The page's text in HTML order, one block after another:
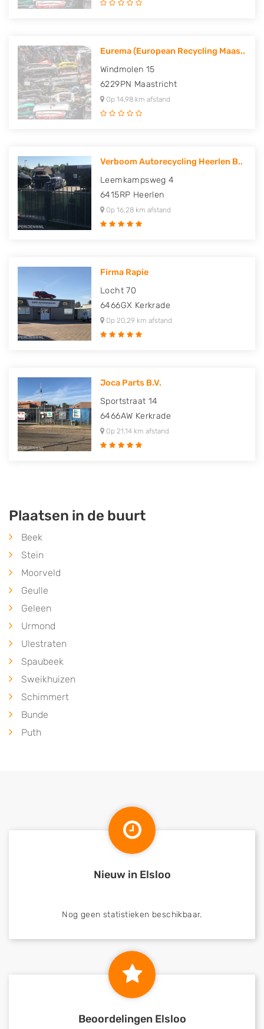
Eurema (European Recycling Maas..
Windmolen 15
6229PN Maastricht
Op 14,98 km afstand
Verboom Autorecycling Heerlen B..
Leemkampsweg 4
6415RP Heerlen
Op 16,28 km afstand
Firma Rapie
Locht 70
6466GX Kerkrade
Op 20,29 km afstand
Joca Parts B.V.
Sportstraat 14
6466AW Kerkrade
Op 21,14 km afstand
Plaatsen in de buurt
Beek
Stein
Moorveld
Geulle
Geleen
Urmond
Ulestraten
Spaubeek
Sweikhuizen
Schimmert
Bunde
Puth
Nieuw in Elsloo
Nog geen statistieken beschikbaar.
Beoordelingen Elsloo